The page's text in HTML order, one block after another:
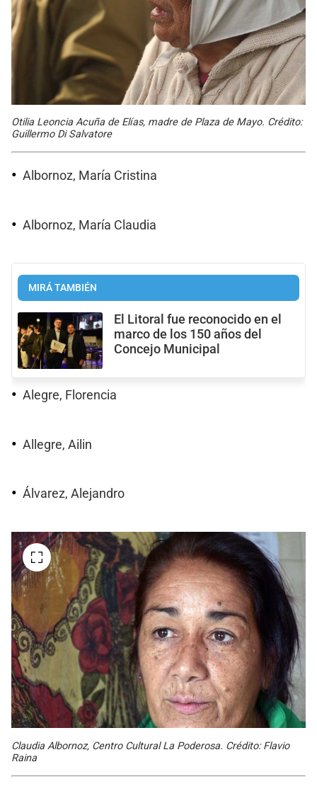
Otilia Leoncia Acuña de Elías, madre de Plaza de Mayo. Crédito:
Guillermo Di Salvatore
Albornoz, María Cristina
Albornoz, María Claudia
MIRÁ TAMBIÉN
El Litoral fue reconocido en el
marco de los 150 años del
Concejo Municipal
Alegre, Florencia
Allegre, Ailin
Álvarez, Alejandro
Claudia Albornoz, Centro Cultural La Poderosa. Crédito: Flavio
Raina